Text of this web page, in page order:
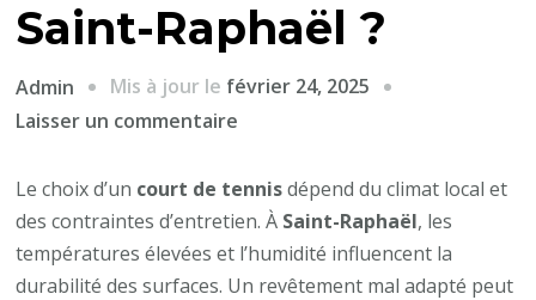
Saint-Raphaël ?
Admin Mis à jour le février 24, 2025
Laisser un commentaire
type
de
court
de
Le choix d’un court de tennisdépend du climat local et
des contraintes d’entretien. À Saint-Raphaël, les
températures élevées et l’humidité influencent la
durabilité des surfaces. Un revêtement mal adapté peut